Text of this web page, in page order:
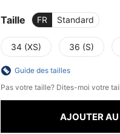
Taille FR Standard
34 (XS) 36 (S)
Guide des tailles
Pas votre taille? Dites-moi votre
AJOUTER AU